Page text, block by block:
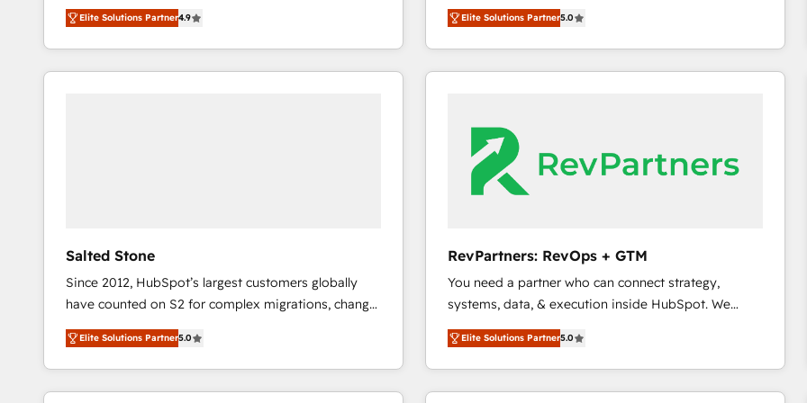
HubSpot大百科 出版 CRM・AI活用に関するご相談、現
North America. Avec plus de 115 experts en
marketing automation, Growth, Revops, CRM et
webdesign. Markentive is both a consulting firm, a
digital agency and an integrator. With over 115
Elite Solutions Partner4.9
growth. As a triple-accredited HubSpot Solutions
Partner, we specialize in both strategic RevOps
planning and hands-on technical execution - building
the operational foundation companies need to
Franchises - Professional Services - And more! How
we help: ✔️ Full HubSpot implementations and portal
optimization ✔️ Data migrations, CRM architecture,
and reporting foundations ✔️ Custom integrations
based engagements and ongoing RevOps
partnerships, we guide organizations through the
revenue maturity model - delivering the right
improvements at the right time so operations
evolve strategically and sustainably as the business
grows.
Elite Solutions Partner5.0
Salted Stone
Since 2012, HubSpot’s largest customers globally
have counted on S2 for complex migrations, change
management, systems integration, and creative
solutions that deliver measurable impact and
transform brand experiences As one of the few full-
service creative agencies in the HubSpot
Elite Solutions Partner5.0
RevPartners: RevOps + GTM
You need a partner who can connect strategy,
systems, data, & execution inside HubSpot. We
bridge the gap where most agencies fall short by
combining GTM strategy with technical execution to
solve the right problem with the right solution. As the
only firm in the world to hold Elite Partner
Elite Solutions Partner5.0